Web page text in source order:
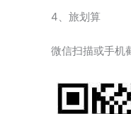
4、旅划算
微信扫描或手机